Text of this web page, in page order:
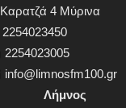
Καρατζά 4 Μύρινα
2254023450
2254023005
info@limnosfm100.gr
Λήμνος